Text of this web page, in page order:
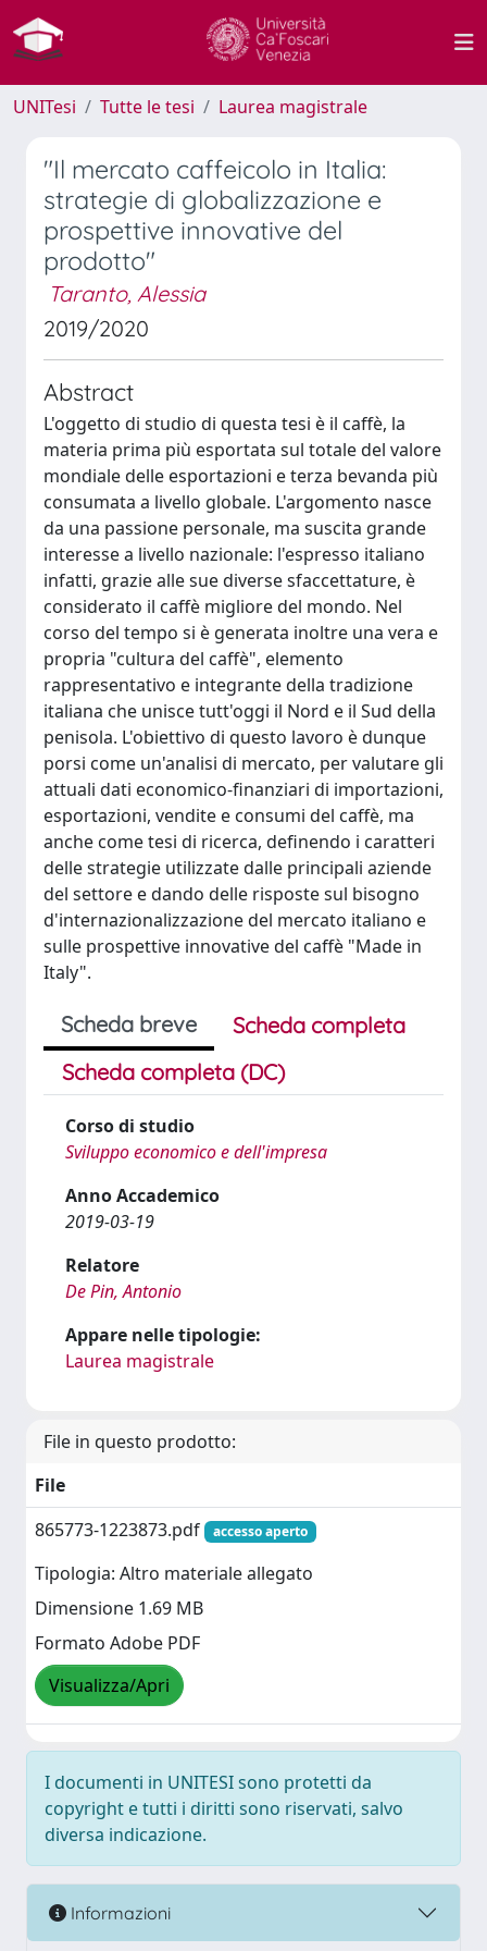
UNITesi Tutte le tesi Laurea magistrale
"Il mercato caffeicolo in Italia:
strategie di globalizzazione e
prospettive innovative del
prodotto"
Taranto, Alessia
2019/2020
Abstract
L'oggetto di studio di questa tesi è il caffè, la
materia prima più esportata sul totale del valore
mondiale delle esportazioni e terza bevanda più
consumata a livello globale. L'argomento nasce
da una passione personale, ma suscita grande
interesse a livello nazionale: l'espresso italiano
infatti, grazie alle sue diverse sfaccettature, è
considerato il caffè migliore del mondo. Nel
corso del tempo si è generata inoltre una vera e
propria "cultura del caffè", elemento
rappresentativo e integrante della tradizione
italiana che unisce tutt'oggi il Nord e il Sud della
penisola. L'obiettivo di questo lavoro è dunque
porsi come un'analisi di mercato, per valutare gli
attuali dati economico-finanziari di importazioni,
esportazioni, vendite e consumi del caffè, ma
anche come tesi di ricerca, definendo i caratteri
delle strategie utilizzate dalle principali aziende
del settore e dando delle risposte sul bisogno
d'internazionalizzazione del mercato italiano e
sulle prospettive innovative del caffè "Made in
Italy".
Scheda breve
Scheda completa
Scheda completa (DC)
Corso di studio
Sviluppo economico e dell'impresa
Anno Accademico
2019-03-19
Relatore
De Pin, Antonio
Appare nelle tipologie:
Laurea magistrale
File in questo prodotto:
File
865773-1223873.pdf
accesso aperto
Tipologia: Altro materiale allegato
Dimensione 1.69 MB
Formato Adobe PDF
Visualizza/Apri
I documenti in UNITESI sono protetti da
copyright e tutti i diritti sono riservati, salvo
diversa indicazione.
Informazioni